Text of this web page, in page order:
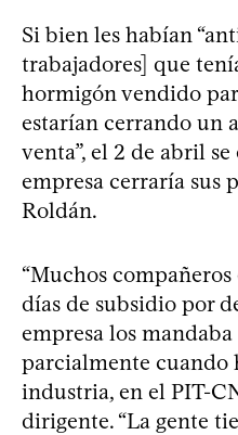
Si bien les habían
trabajadores] que
hormigón vendido
estarían cerrando un
venta”, el 2 de abril
empresa cerraría sus
Roldán.
“Muchos
días de subsidio por
empresa los
parcialmente cuando
industria, en el PIT-
dirigente. “La gente